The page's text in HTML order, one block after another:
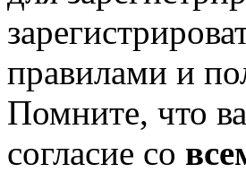
правилами и
Помните, что
согласие со